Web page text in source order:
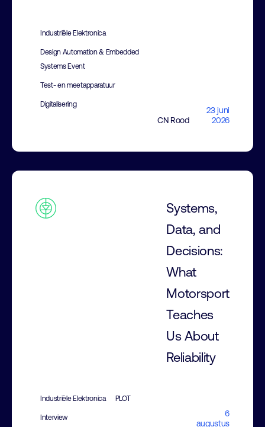
Industriële Elektronica
Design Automation & Embedded
Systems Event
Test- en meetapparatuur
Digitalisering
CN Rood
23 juni
2026
Systems,
Data, and
Decisions:
What
Motorsport
Teaches
Us About
Reliability
Industriële Elektronica PLOT
Interview
6
augustus